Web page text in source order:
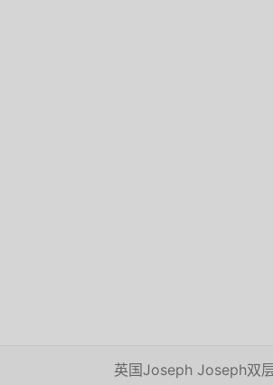
英国Joseph Joseph双